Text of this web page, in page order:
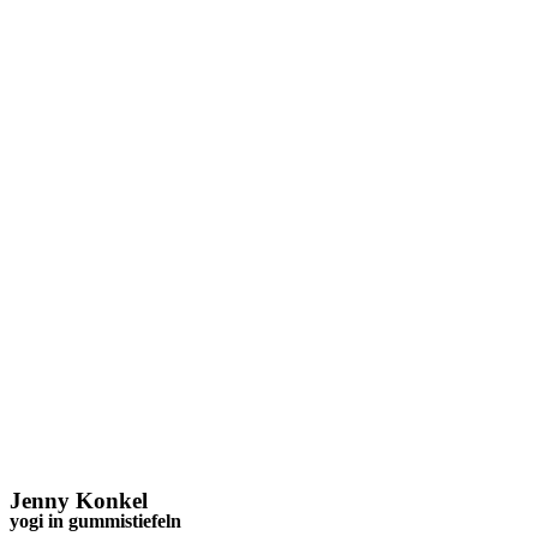
Jenny Konkel
yogi in gummistiefeln